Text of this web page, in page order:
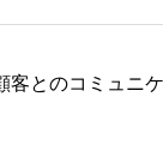
客とのコミュニ